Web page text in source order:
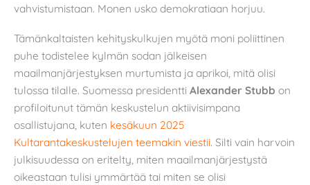
vahvistumistaan. Monen usko demokratiaan horjuu.
Tämänkaltaisten kehityskulkujen myötä moni poliittinen
puhe todistelee kylmän sodan jälkeisen
maailmanjärjestyksen murtumista ja aprikoi, mitä olisi
tulossa tilalle. Suomessa presidentti Alexander Stubb on
profiloitunut tämän keskustelun aktiivisimpana
osallistujana, kuten kesäkuun 2025
Kultarantakeskustelujen teemakin viestii. Silti vain harvoin
julkisuudessa on eritelty, miten maailmanjärjestystä
oikeastaan tulisi ymmärtää tai miten se olisi